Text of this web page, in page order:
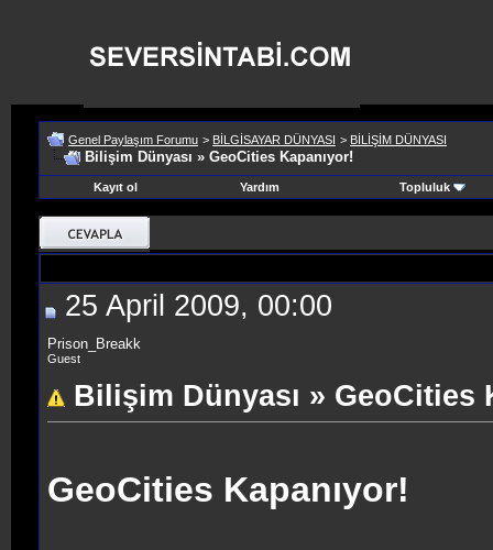
Genel Paylaşım Forumu > BİLGİSAYAR DÜNYASI > BİLİŞİM DÜNYASI
Bilişim Dünyası » GeoCities Kapanıyor!
Kayıt ol Yardım Topluluk
25 April 2009, 00:00
Prison_Breakk
Guest
Bilişim Dünyası » GeoCities
GeoCities Kapanıyor!